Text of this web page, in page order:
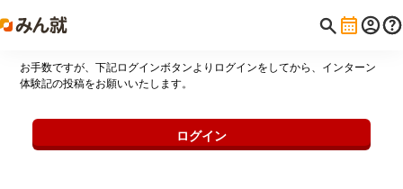
お手数ですが、下記ログインボタンよりログインをしてから、インターン
体験記の投稿をお願いいたします。
ログイン